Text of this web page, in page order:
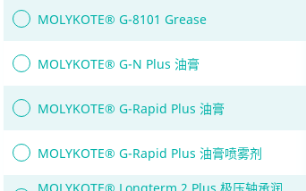
MOLYKOTE® G-8101 Grease
MOLYKOTE® G-N Plus 油膏
MOLYKOTE® G-Rapid Plus 油膏
MOLYKOTE® G-Rapid Plus 油膏喷雾剂